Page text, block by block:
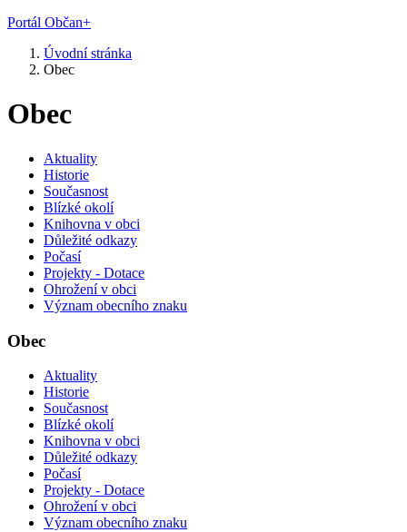
Portál Občan+
Úvodní stránka
Obec
Obec
Aktuality
Historie
Současnost
Blízké okolí
Knihovna v obci
Důležité odkazy
Počasí
Projekty - Dotace
Ohrožení v obci
Význam obecního znaku
Obec
Aktuality
Historie
Současnost
Blízké okolí
Knihovna v obci
Důležité odkazy
Počasí
Projekty - Dotace
Ohrožení v obci
Význam obecního znaku